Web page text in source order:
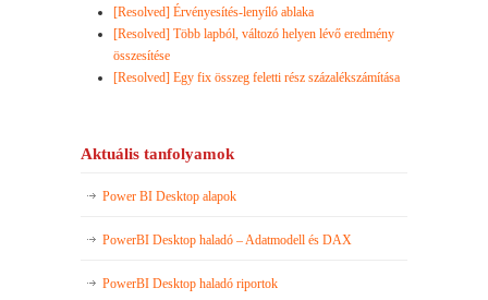
[Resolved] Érvényesítés-lenyíló ablaka
[Resolved] Több lapból, változó helyen lévő eredmény
összesítése
[Resolved] Egy fix összeg feletti rész százalékszámítása
Aktuális tanfolyamok
Power BI Desktop alapok
PowerBI Desktop haladó – Adatmodell és DAX
PowerBI Desktop haladó riportok